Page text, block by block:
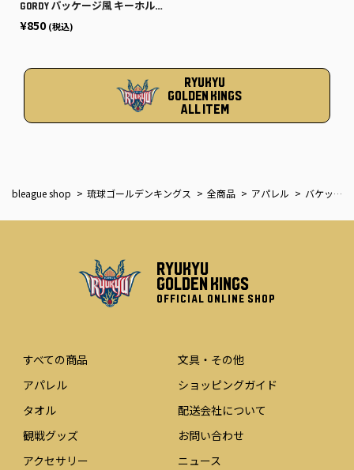
GORDY パッケージ風 キーホルダー
¥850 (税込)
RYUKYU
GOLDEN KINGS
ALL ITEM
bleague shop 琉球ゴールデンキングス 全商品 アパレル バケットハット [GORDY]
RYUKYU
GOLDEN KINGS
OFFICIAL ONLINE SHOP
すべての商品
アパレル
タオル
観戦グッズ
アクセサリー
文具・その他
ショッピングガイド
配送会社について
お問い合わせ
ニュース